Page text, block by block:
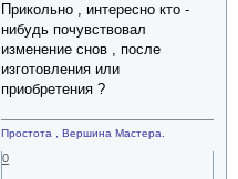
Прикольно , интересно кто -
нибудь почувствовал
изменение снов , после
изготовления или
приобретения ?
Простота , Вершина Мастера.
0